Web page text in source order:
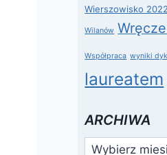
Wierszowisko 2022
Wilanów
Współpraca wyniki
laureatem
ARCHIWA
Archiwa